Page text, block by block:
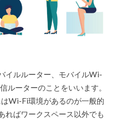
イルルーター、モバイルWi-
ルーターのことをいいます。
Wi-Fi環境があるのが一般的
ればワークスペース以外でも